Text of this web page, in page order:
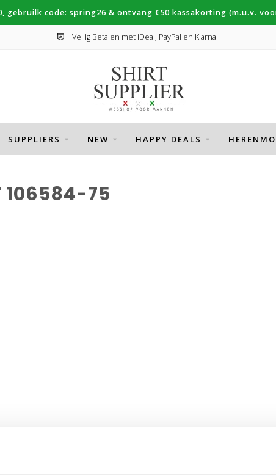
gebruilk code: spring26 & ontvang €50 kassakorting (m.u.v.
Veilig Betalen met iDeal, PayPal en Klarna
SUPPLIERS NEW HAPPY DEALS
106584-75